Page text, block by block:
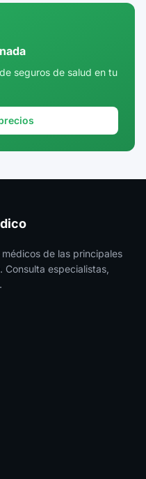
seguros de salud en tu
de las principales
Consulta especialistas,